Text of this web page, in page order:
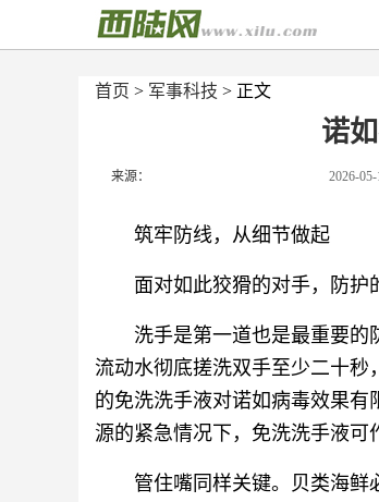
首页 > 军事科技 > 正文
诺
来源： 2026-
筑牢防线，从细节做起
面对如此狡猾的对手，防护
洗手是第一道也是最重要的
流动水彻底搓洗双手至少二十
的免洗洗手液对诺如病毒效果
源的紧急情况下，免洗洗手液可
管住嘴同样关键。贝类海鲜